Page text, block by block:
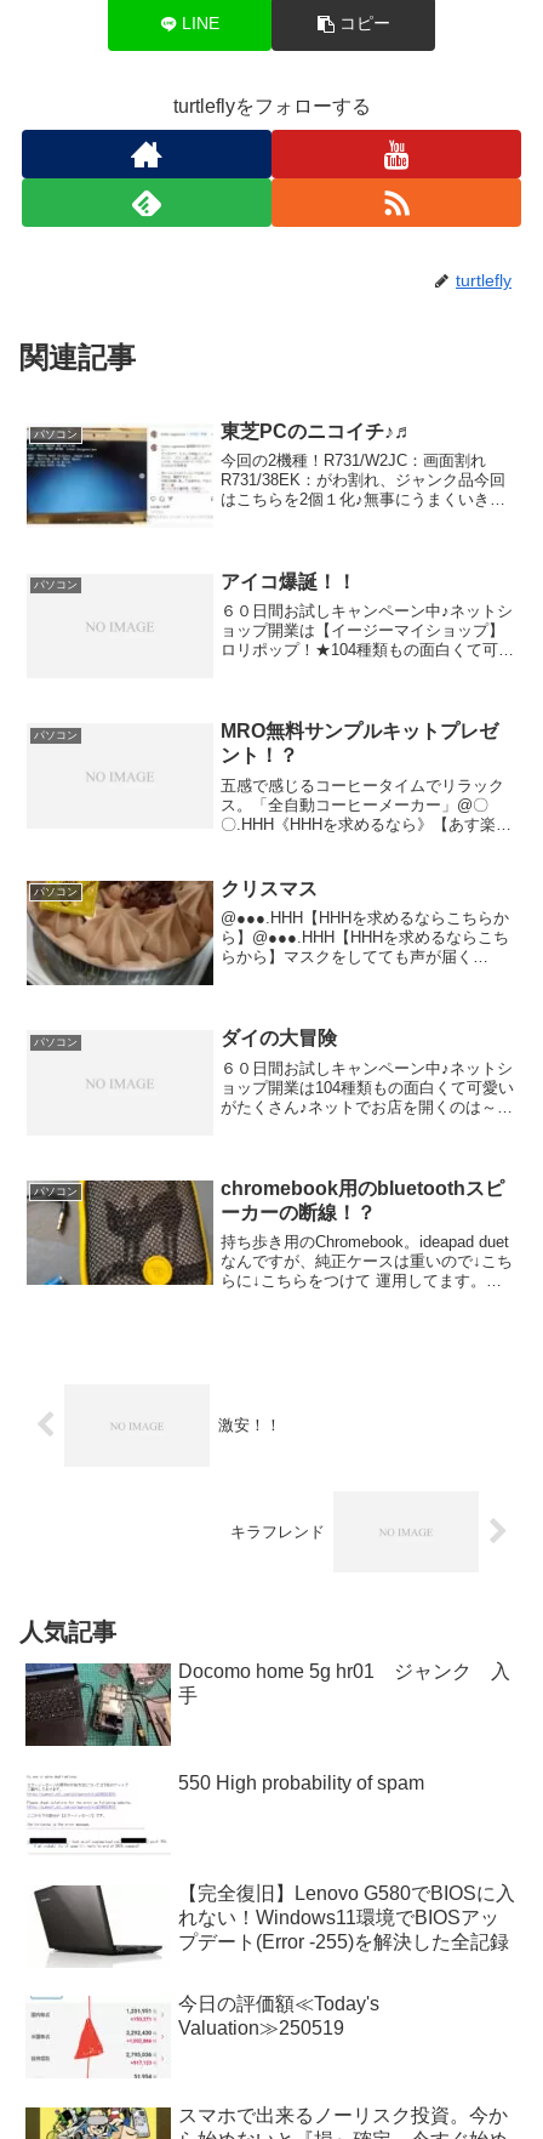
LINE コピー
turtleflyをフォローする
turtlefly
関連記事
パソコン 東芝PCのニコイチ♪♬
今回の2機種！R731/W2JC：画面割れ
R731/38EK：がわ割れ、ジャンク品今回
はこちらを2個１化♪無事にうまくいきま
かった...
パソコン アイコ爆誕！！
６０日間お試しキャンペーン中♪ネットシ
ョップ開業は【イージーマイショップ】
ロリポップ！★104種類もの面白くて可愛
パソコン
MRO無料サンプルキットプレゼ
ント！？
五感で感じるコーヒータイムでリラック
ス。「全自動コーヒーメーカー」@〇
〇.HHH《HHHを求めるなら》【あす楽対
電話占い【ココ...
パソコン クリスマス
@●●●.HHH【HHHを求めるならこちらか
ら】@●●●.HHH【HHHを求めるならこち
らから】マスクをしてても声が届く
サラ...
パソコン ダイの大冒険
６０日間お試しキャンペーン中♪ネットシ
ョップ開業は104種類もの面白くて可愛い
がたくさん♪ネットでお店を開くのは～＠
LP ※...
パソコン
chromebook用のbluetoothスピ
ーカーの断線！？
持ち歩き用のChromebook。ideapad duet
なんですが、純正ケースは重いので↓こち
らに↓こちらをつけて 運用してます。重
激安！！
キラフレンド
人気記事
Docomo home 5g hr01 ジャンク 入
手
550 High probability of spam
【完全復旧】Lenovo G580でBIOSに入
れない！Windows11環境でBIOSアッ
プデート(Error -255)を解決した全記録
今日の評価額≪Today's
Valuation≫250519
スマホで出来るノーリスク投資。今か